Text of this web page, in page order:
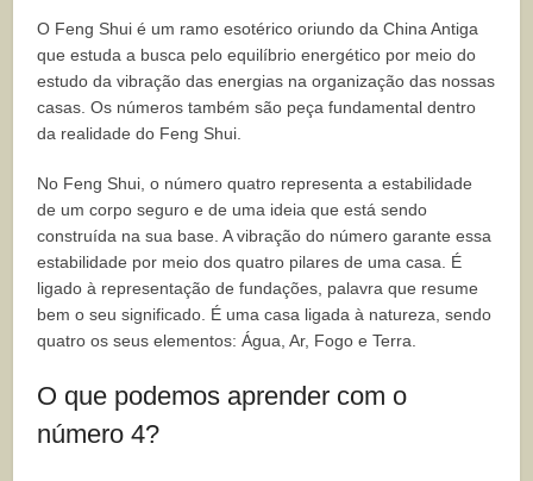
O Feng Shui é um ramo esotérico oriundo da China Antiga
que estuda a busca pelo equilíbrio energético por meio do
estudo da vibração das energias na organização das nossas
casas. Os números também são peça fundamental dentro
da realidade do Feng Shui.
No Feng Shui, o número quatro representa a estabilidade
de um corpo seguro e de uma ideia que está sendo
construída na sua base. A vibração do número garante essa
estabilidade por meio dos quatro pilares de uma casa. É
ligado à representação de fundações, palavra que resume
bem o seu significado. É uma casa ligada à natureza, sendo
quatro os seus elementos: Água, Ar, Fogo e Terra.
O que podemos aprender com o
número 4?